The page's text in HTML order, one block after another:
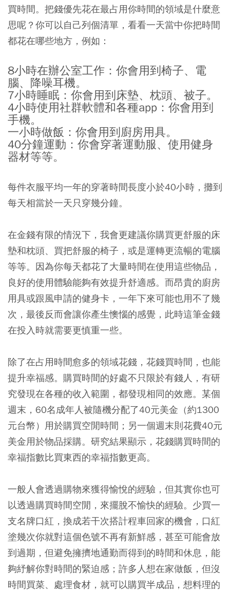
買時間。把錢優先花在最占用你時間的領域是什麼意
思呢？你可以自己列個清單，看看一天當中你把時間
都花在哪些地方，例如：
8小時在辦公室工作：你會用到椅子、電
腦、降噪耳機。
7小時睡眠：你會用到床墊、枕頭、被子。
4小時使用社群軟體和各種app：你會用到
手機。
一小時做飯：你會用到廚房用具。
40分鐘運動：你會穿著運動服、使用健身
器材等等。
每件衣服平均一年的穿著時間長度小於40小時，攤到
每天相當於一天只穿幾分鐘。
在金錢有限的情況下，我會更建議你購買更舒服的床
墊和枕頭、買把舒服的椅子，或是運轉更流暢的電腦
等等。因為你每天都花了大量時間在使用這些物品，
良好的使用體驗能夠有效提升舒適感。而昂貴的廚房
用具或跟風申請的健身卡，一年下來可能也用不了幾
次，最後反而會讓你產生懊惱的感覺，此時這筆金錢
在投入時就需要更慎重一些。
除了在占用時間愈多的領域花錢，花錢買時間，也能
提升幸福感。購買時間的好處不只限於有錢人，有研
究發現在各種的收入範圍，都發現相同的效應。某個
週末，60名成年人被隨機分配了40元美金（約1300
元台幣）用於購買空閒時間；另一個週末則花費40元
美金用於物品採購。研究結果顯示，花錢購買時間的
幸福指數比買東西的幸福指數更高。
一般人會透過購物來獲得愉悅的經驗，但其實你也可
以透過購買時間空閒，來擺脫不愉快的經驗。少買一
支名牌口紅，換成若干次搭計程車回家的機會，口紅
塗幾次你就對這個色號不再有新鮮感，甚至可能會放
到過期，但避免擁擠地通勤而得到的時間和休息，能
夠紓解你對時間的緊迫感；許多人想在家做飯，但沒
時間買菜、處理食材，就可以購買半成品，想料理的